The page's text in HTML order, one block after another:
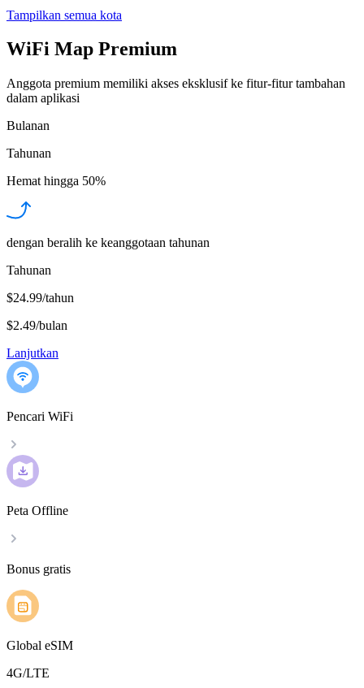
Tampilkan semua kota
WiFi Map Premium
Anggota premium memiliki akses eksklusif ke fitur-fitur tambahan
dalam aplikasi
Bulanan
Tahunan
Hemat hingga 50%
dengan beralih ke keanggotaan tahunan
Tahunan
$24.99/tahun
$2.49/bulan
Lanjutkan
Pencari WiFi
Peta Offline
Bonus gratis
Global eSIM
4G/LTE